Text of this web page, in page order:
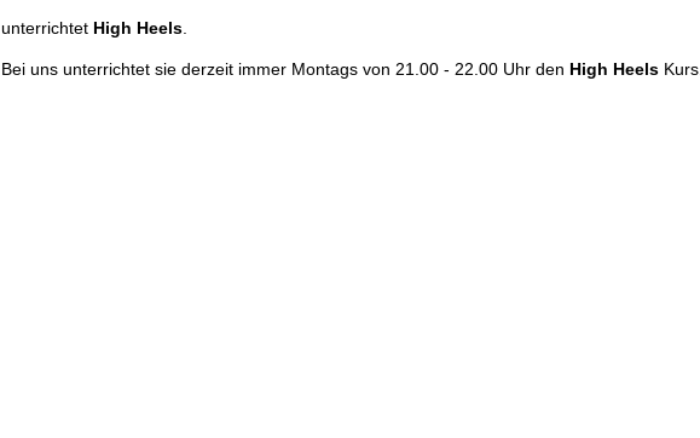
unterrichtet High Heels
Bei uns unterrichtet sie derzeit immer Montags von 21.00 - 22.00 Uhr den High Heels Kurs.